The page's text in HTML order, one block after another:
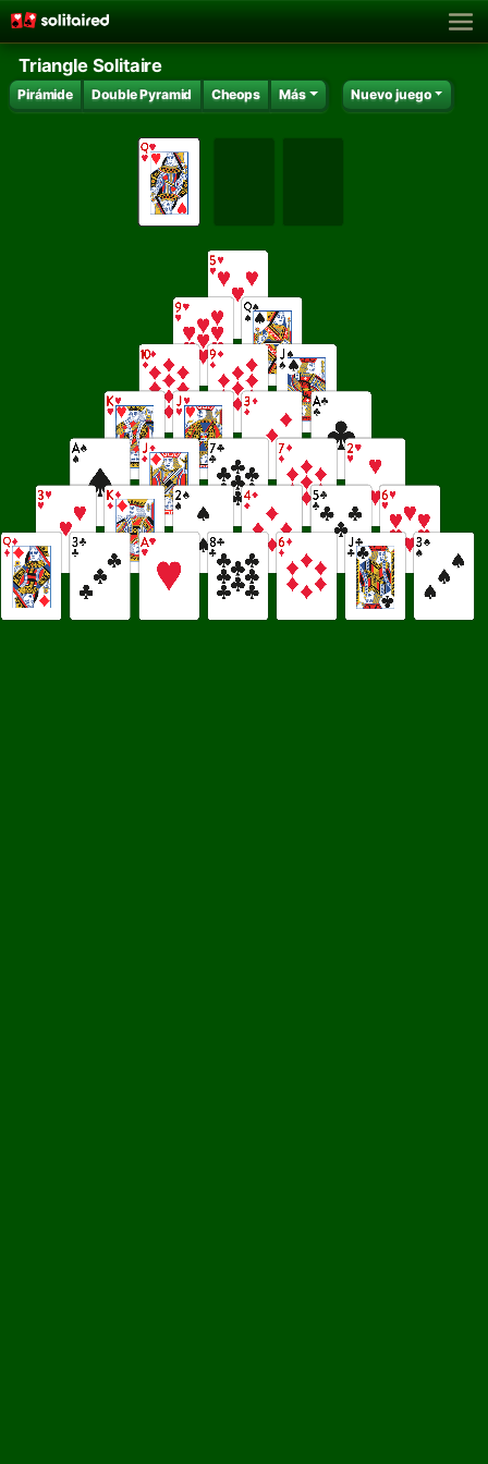
Triangle Solitaire
Pirámide Double Pyramid Cheops Más Nuevo juego